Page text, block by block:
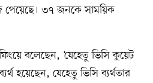
পেয়েছে। ৩৭ জনকে সাময়িক
বলেছেন, ‘যেহেতু ভিসি কুয়েট
হয়েছেন, যেহেতু ভিসি ব্যর্থতার